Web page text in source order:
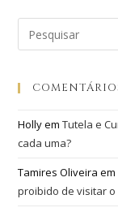
HollyemTutela e
cada uma?
Tamires Oliveira em
proibido de visitar o